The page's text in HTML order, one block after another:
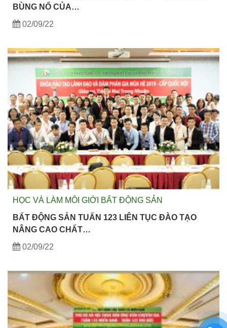
BÙNG NỔ CỦA…
02/09/22
HỌC VÀ LÀM MÔI GIỚI BẤT ĐỘNG SẢN
BẤT ĐỘNG SẢN TUẤN 123 LIÊN TỤC ĐÀO TẠO
NÂNG CAO CHẤT…
02/09/22